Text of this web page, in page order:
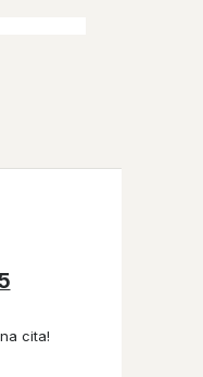
cita!